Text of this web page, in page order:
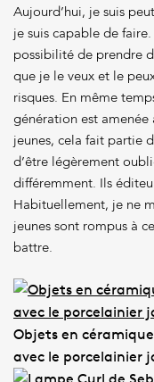
Aujourd’hui, je suis
je suis capable de faire.
possibilité de prendre
que je le veux et le
risques. En même
génération est
jeunes, cela fait partie
d’être légèrement
différemment. Ils
Habituellement, je ne
jeunes sont rompus à
battre.
Objets en
avec le porcelainier